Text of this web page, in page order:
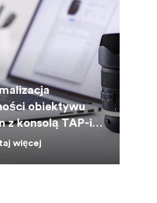
obiektywu
z konsolą TAP-in i
więcej